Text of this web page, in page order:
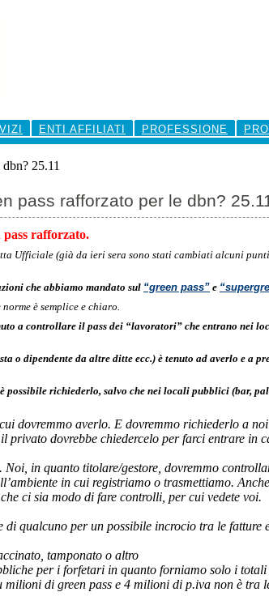
ENTI AFFILIATI PROFESSIONE
25.11
pass rafforzato per le dbn?
pass rafforzato.
Ufficiale (già da ieri sera sono stati cambiati alcuni
che abbiamo mandato sul “green pass” e “
è semplice e chiaro.
a controllare il pass dei “lavoratori” che entrano nei
o dipendente da altre ditte ecc.) è tenuto ad averlo e a
possibile richiederlo, salvo che nei locali pubblici (bar,
dovremmo averlo. E dovremmo richiederlo a
privato dovrebbe chiedercelo per farci entrare in
Noi, in quanto titolare/gestore, dovremmo
in cui registriamo o trasmettiamo.
ci sia modo di fare controlli, per cui vedete voi.
qualcuno per un possibile incrocio tra le fatture
tamponato o altro
per i forfetari in quanto forniamo solo i
di green pass e 4 milioni di p.iva non è tra